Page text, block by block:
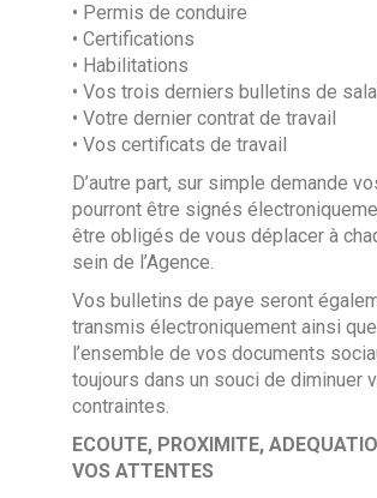
• Permis de conduire
• Certifications
• Habilitations
• Vos trois derniers bulletins de
• Votre dernier contrat de travail
• Vos certificats de travail
D’autre part, sur simple demande
pourront être signés
être obligés de vous déplacer à
sein de l’Agence.
Vos bulletins de paye seront
transmis électroniquement ainsi que
l’ensemble de vos documents
toujours dans un souci de diminuer
contraintes.
ECOUTE, PROXIMITE,
VOS ATTENTES